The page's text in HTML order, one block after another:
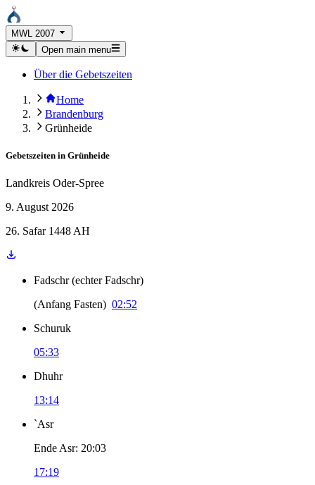
MWL 2007
Open main menu
Über die Gebetszeiten
Home
Brandenburg
Grünheide
Gebetszeiten in Grünheide
Landkreis Oder-Spree
9. August 2026
26. Safar 1448 AH
Fadschr (echter Fadschr)
(Anfang Fasten) 02:52
Schuruk
05:33
Dhuhr
13:14
`Asr
Ende Asr: 20:03
17:19